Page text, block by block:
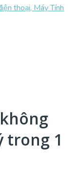
trong 1